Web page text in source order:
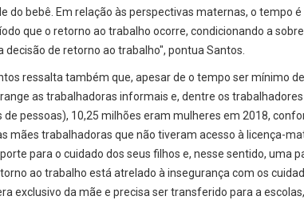
do bebê. Em relação às perspectivas maternas, o tempo
que o retorno ao trabalho ocorre, condicionando a
decisão de retorno ao trabalho", pontua Santos.
ressalta também que, apesar de o tempo ser mínimo
as trabalhadoras informais e, dentre os
de pessoas), 10,25 milhões eram mulheres em 2018,
mães trabalhadoras que não tiveram acesso à licença-
para o cuidado dos seus filhos e, nesse sentido, uma
ao trabalho está atrelado à insegurança com os
exclusivo da mãe e precisa ser transferido para a